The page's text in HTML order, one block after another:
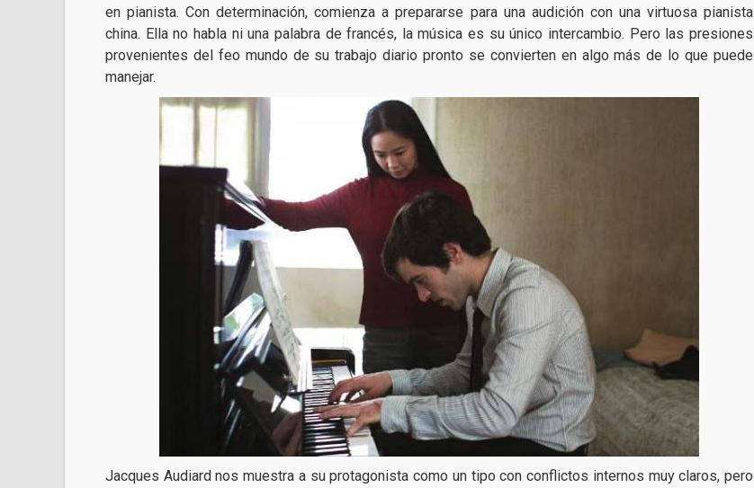
en pianista. Con determinación, comienza a prepararse para una audición con una virtuosa pianista
china. Ella no habla ni una palabra de francés, la música es su único intercambio. Pero las presiones
provenientes del feo mundo de su trabajo diario pronto se convierten en algo más de lo que puede
manejar.
Jacques Audiard nos muestra a su protagonista como un tipo con conflictos internos muy claros, pero